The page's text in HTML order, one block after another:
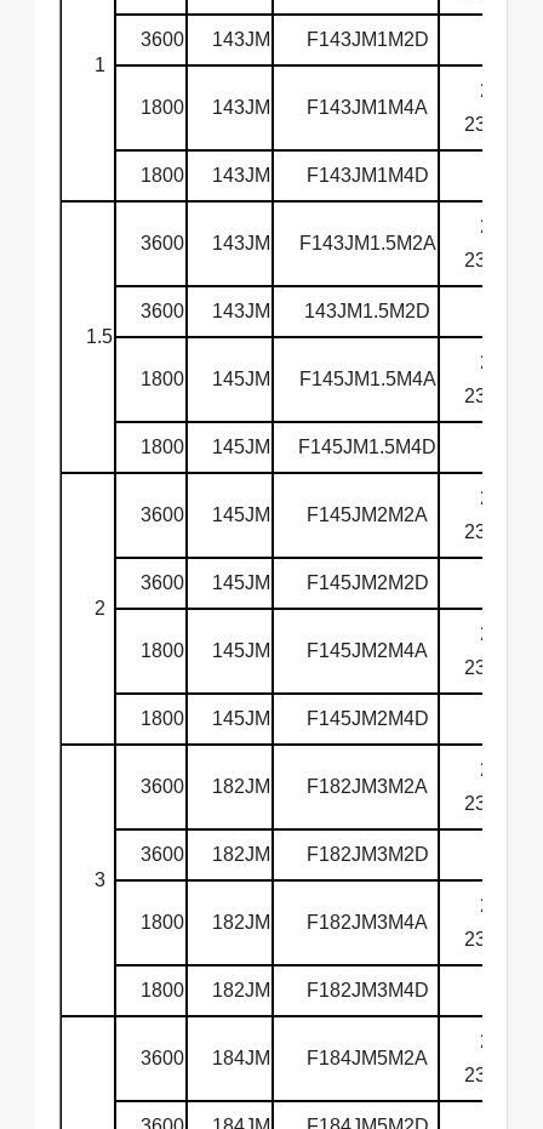
1
3600 143JM F143JM1M2D
1800 143JM F143JM1M4A
208-
230/460
1800 143JM F143JM1M4D
1.5
3600 143JM F143JM1.5M2A
208-
230/460
3600 143JM 143JM1.5M2D
1800 145JM F145JM1.5M4A
208-
230/460
1800 145JM F145JM1.5M4D
2
3600 145JM F145JM2M2A
208-
230/460
3600 145JM F145JM2M2D
1800 145JM F145JM2M4A
208-
230/460
1800 145JM F145JM2M4D
3
3600 182JM F182JM3M2A
208-
230/460
3600 182JM F182JM3M2D
1800 182JM F182JM3M4A
208-
230/460
1800 182JM F182JM3M4D
3600 184JM F184JM5M2A
208-
230/460